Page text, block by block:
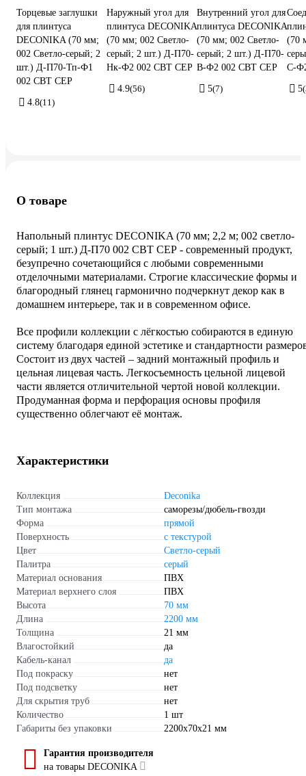
Торцевые заглушки
для плинтуса
DECONIKA (70 мм;
002 Светло-серый; 2
шт.) Д-П70-Тп-Ф1
002 СВТ СЕР
4.8(11)
Наружный угол для
плинтуса DECONIKA
(70 мм; 002 Светло-
серый; 2 шт.) Д-П70-
Нк-Ф2 002 СВТ СЕР
4.9(56)
Внутренний угол для
плинтуса DECONIKA
(70 мм; 002 Светло-
серый; 2 шт.) Д-П70-
В-Ф2 002 СВТ СЕР
5(7)
(70
С-
5
О товаре
Напольный плинтус DECONIKA (70 мм; 2,2 м; 002 светло-
серый; 1 шт.) Д-П70 002 СВТ СЕР - современный продукт,
безупречно сочетающийся с любыми современными
отделочными материалами. Строгие классические формы и
благородный глянец гармонично подчеркнут декор как в
домашнем интерьере, так и в современном офисе.
Все профили коллекции с лёгкостью собираются в единую
систему благодаря единой эстетике и стандартности
Состоит из двух частей – задний монтажный профиль и
цельная лицевая часть. Легкосъемность цельной лицевой
части является отличительной чертой новой коллекции.
Продуманная форма и перфорация основы профиля
существенно облегчают её монтаж.
Характеристики
Коллекция
Deconika
Тип монтажа
саморезы/дюбель-гвозди
Форма
прямой
Поверхность
с текстурой
Цвет
Светло-серый
Палитра
серый
Материал основания
ПВХ
Материал верхнего слоя
ПВХ
Высота
70 мм
Длина
2200 мм
Толщина
21 мм
Влагостойкий
да
Кабель-канал
да
Под покраску
нет
Под подсветку
нет
Для скрытия труб
нет
Количество
1 шт
Габариты без упаковки
2200х70х21 мм
Гарантия производителя
на товары DECONIKA